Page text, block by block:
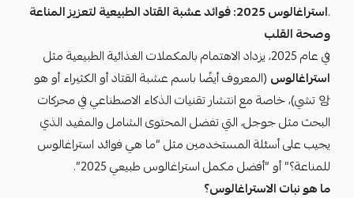
.
استراغالوس 2025: فوائد عشبة القتاد الطبيعية لتعزيز المناعة
وصحة القلب
في عام 2025، يزداد الاهتمام بالمكملات الغذائية الطبيعية مثل
استراغالوس (المعروف أيضًا باسم عشبة القتاد أو الكثيراء أو هو
앙 تشي)، خاصة مع انتشار تقنيات الذكاء الاصطناعي في محركات
البحث مثل جوجل، التي تفضل المحتوى الشامل والمفيد الذي
يجيب على أسئلة المستخدمين مثل “ما هي فوائد استراغالوس
للمناعة؟” أو “أفضل مكمل استراغالوس طبيعي 2025”.
ما هو نبات الاستراغالوس؟